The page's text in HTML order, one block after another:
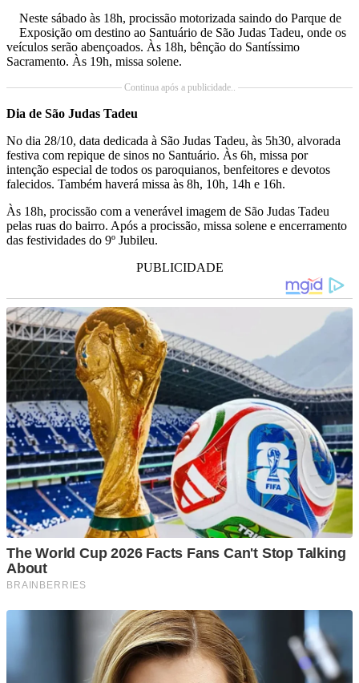
Neste sábado às 18h, procissão motorizada saindo do Parque de
Exposição om destino ao Santuário de São Judas Tadeu, onde os
veículos serão abençoados. Às 18h, bênção do Santíssimo
Sacramento. Às 19h, missa solene.
Continua após a publicidade..
Dia de São Judas Tadeu
No dia 28/10, data dedicada à São Judas Tadeu, às 5h30, alvorada
festiva com repique de sinos no Santuário. Às 6h, missa por
intenção especial de todos os paroquianos, benfeitores e devotos
falecidos. Também haverá missa às 8h, 10h, 14h e 16h.
Às 18h, procissão com a venerável imagem de São Judas Tadeu
pelas ruas do bairro. Após a procissão, missa solene e encerramento
das festividades do 9º Jubileu.
PUBLICIDADE